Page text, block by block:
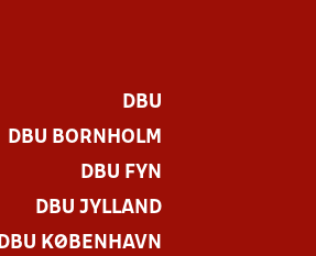
DBU
DBU BORNHOLM
DBU FYN
DBU JYLLAND
DBU KØBENHAVN